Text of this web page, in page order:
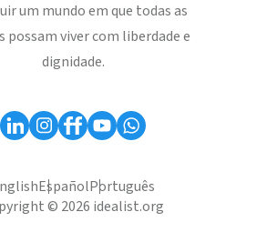
um mundo em que todas as
possam viver com liberdade e
dignidade.
EspañolPortuguês
© 2026 idealist.org